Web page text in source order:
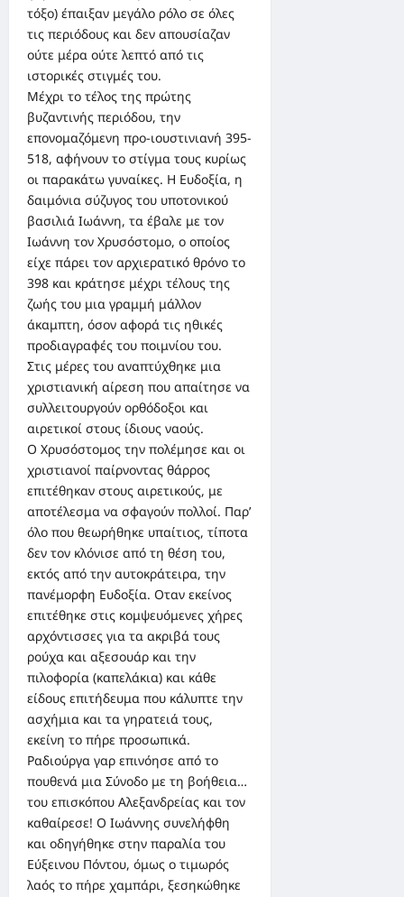
τόξο) έπαιξαν μεγάλο ρόλο σε όλες
τις περιόδους και δεν απουσίαζαν
ούτε μέρα ούτε λεπτό από τις
ιστορικές στιγμές του.
Μέχρι το τέλος της πρώτης
βυζαντινής περιόδου, την
επονομαζόμενη προ-ιουστινιανή 395-
518, αφήνουν το στίγμα τους κυρίως
οι παρακάτω γυναίκες. Η Ευδοξία, η
δαιμόνια σύζυγος του υποτονικού
βασιλιά Ιωάννη, τα έβαλε με τον
Ιωάννη τον Χρυσόστομο, ο οποίος
είχε πάρει τον αρχιερατικό θρόνο το
398 και κράτησε μέχρι τέλους της
ζωής του μια γραμμή μάλλον
άκαμπτη, όσον αφορά τις ηθικές
προδιαγραφές του ποιμνίου του.
Στις μέρες του αναπτύχθηκε μια
χριστιανική αίρεση που απαίτησε να
συλλειτουργούν ορθόδοξοι και
αιρετικοί στους ίδιους ναούς.
Ο Χρυσόστομος την πολέμησε και οι
χριστιανοί παίρνοντας θάρρος
επιτέθηκαν στους αιρετικούς, με
αποτέλεσμα να σφαγούν πολλοί. Παρ’
όλο που θεωρήθηκε υπαίτιος, τίποτα
δεν τον κλόνισε από τη θέση του,
εκτός από την αυτοκράτειρα, την
πανέμορφη Ευδοξία. Οταν εκείνος
επιτέθηκε στις κομψευόμενες χήρες
αρχόντισσες για τα ακριβά τους
ρούχα και αξεσουάρ και την
πιλοφoρία (καπελάκια) και κάθε
είδους επιτήδευμα που κάλυπτε την
ασχήμια και τα γηρατειά τους,
εκείνη το πήρε προσωπικά.
Ραδιούργα γαρ επινόησε από το
πουθενά μια Σύνοδο με τη βοήθεια…
του επισκόπου Αλεξανδρείας και τον
καθαίρεσε! Ο Ιωάννης συνελήφθη
και οδηγήθηκε στην παραλία του
Εύξεινου Πόντου, όμως ο τιμωρός
λαός το πήρε χαμπάρι, ξεσηκώθηκε